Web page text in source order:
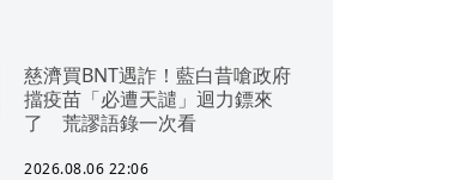
慈濟買BNT遇詐！藍白昔嗆政府
擋疫苗「必遭天譴」迴力鏢來
了 荒謬語錄一次看
2026.08.06 22:06